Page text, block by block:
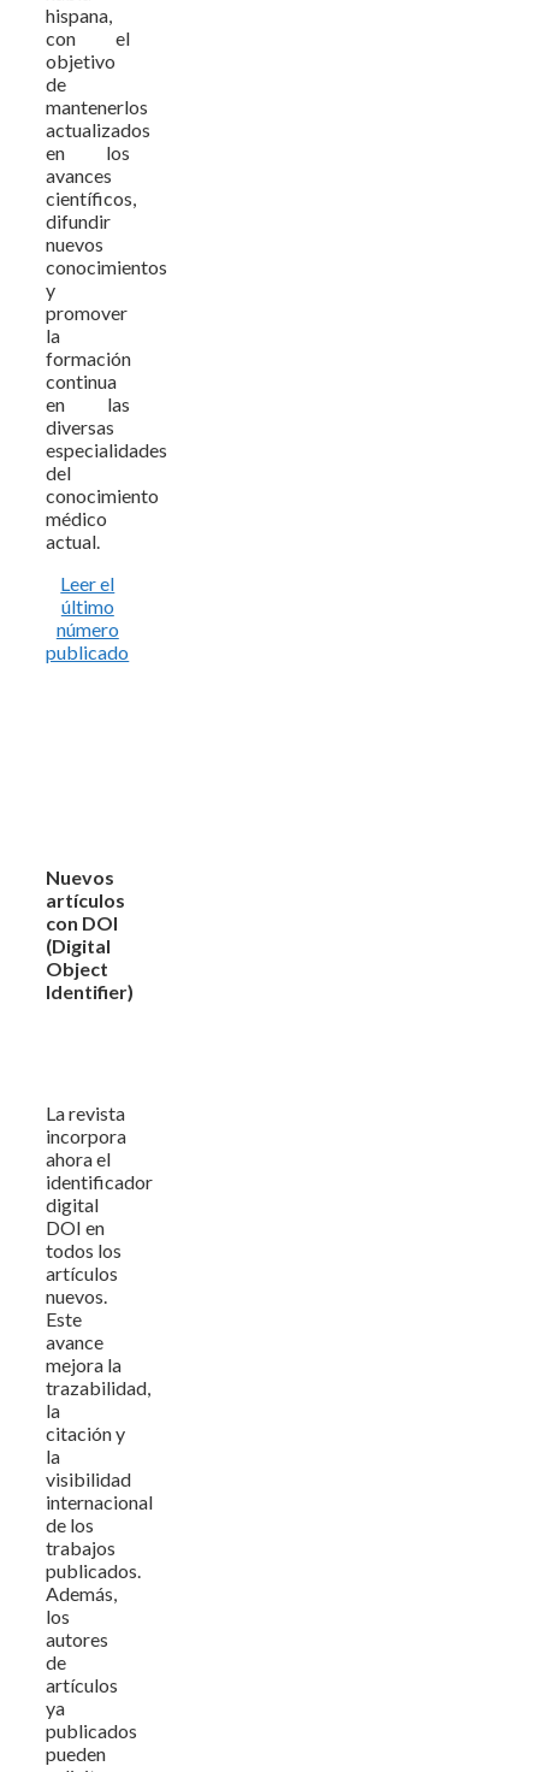
hispana,
con el
objetivo
de
mantenerlos
actualizados
en los
avances
científicos,
difundir
nuevos
conocimientos
y
promover
la
formación
continua
en las
diversas
especialidades
del
conocimiento
médico
actual.
Leer el
último
número
publicado
Nuevos
artículos
con DOI
(Digital
Object
Identifier)
La revista
incorpora
ahora el
identificador
digital
DOI en
todos los
artículos
nuevos.
Este
avance
mejora la
trazabilidad,
la
citación y
la
visibilidad
internacional
de los
trabajos
publicados.
Además,
los
autores
de
artículos
ya
publicados
pueden